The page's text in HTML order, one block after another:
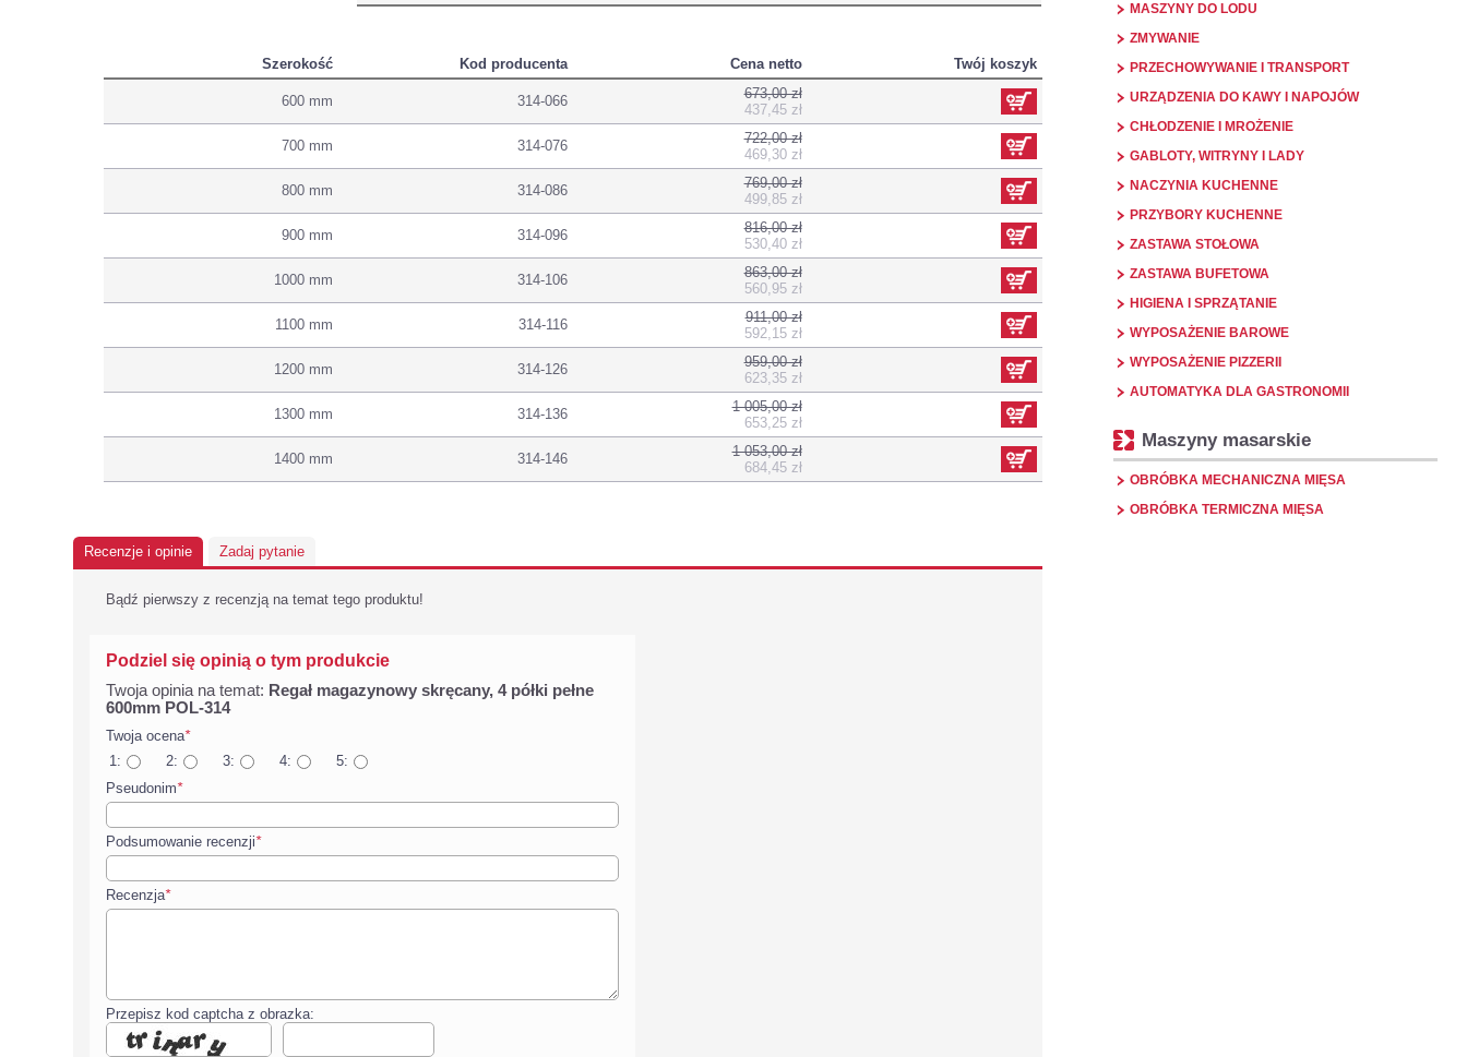
Szerokość Kod producenta Cena netto Twój koszyk
600 mm 314-066
673,00 zł
437,45 zł
700 mm 314-076
722,00 zł
469,30 zł
800 mm 314-086
769,00 zł
499,85 zł
900 mm 314-096
816,00 zł
530,40 zł
1000 mm 314-106
863,00 zł
560,95 zł
1100 mm 314-116
911,00 zł
592,15 zł
1200 mm 314-126
959,00 zł
623,35 zł
1300 mm 314-136
1 005,00 zł
653,25 zł
1400 mm 314-146
1 053,00 zł
684,45 zł
Recenzje i opinie Zadaj pytanie
Bądź pierwszy z recenzją na temat tego produktu!
Podziel się opinią o tym produkcie
Twoja opinia na temat: Regał magazynowy skręcany, 4 półki pełne
600mm POL-314
Twoja ocena*
1:
2: 3: 4:
5:
Pseudonim*
Podsumowanie recenzji*
Recenzja*
Przepisz kod captcha z obrazka:
MASZYNY DO LODU
ZMYWANIE
PRZECHOWYWANIE I TRANSPORT
URZĄDZENIA DO KAWY I NAPOJÓW
CHŁODZENIE I MROŻENIE
GABLOTY, WITRYNY I LADY
NACZYNIA KUCHENNE
PRZYBORY KUCHENNE
ZASTAWA STOŁOWA
ZASTAWA BUFETOWA
HIGIENA I SPRZĄTANIE
WYPOSAŻENIE BAROWE
WYPOSAŻENIE PIZZERII
AUTOMATYKA DLA GASTRONOMII
Maszyny masarskie
OBRÓBKA MECHANICZNA MIĘSA
OBRÓBKA TERMICZNA MIĘSA